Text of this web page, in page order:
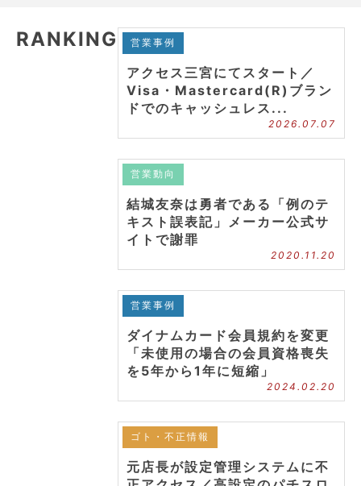
RANKING 営業事例
アクセス三宮にてスタート／
Visa・Mastercard(R)ブラン
ドでのキャッシュレス...
2026.07.07
営業動向
結城友奈は勇者である「例のテ
キスト誤表記」メーカー公式サ
イトで謝罪
2020.11.20
営業事例
ダイナムカード会員規約を変更
「未使用の場合の会員資格喪失
を5年から1年に短縮」
2024.02.20
ゴト・不正情報
元店長が設定管理システムに不